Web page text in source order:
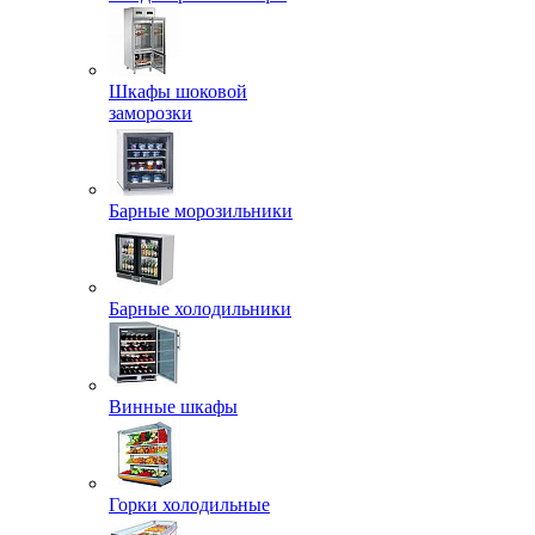
Шкафы шоковой
заморозки
Барные морозильники
Барные холодильники
Винные шкафы
Горки холодильные